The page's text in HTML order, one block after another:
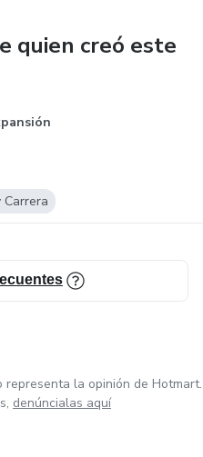
quien creó este
Carrera
la opinión de Hotmart.
denúncialas aquí